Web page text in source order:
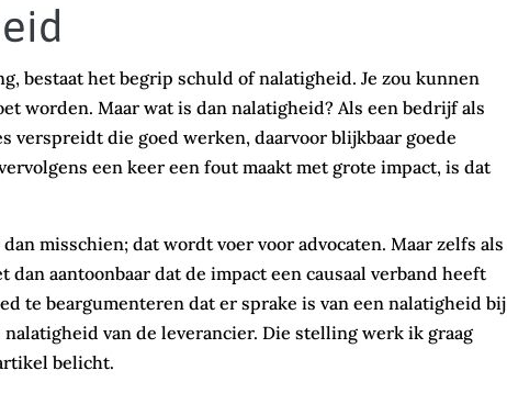
bestaat het begrip schuld of nalatigheid. Je zou kunnen
worden. Maar wat is dan nalatigheid? Als een bedrijf als
verspreidt die goed werken, daarvoor blijkbaar goede
een keer een fout maakt met grote impact, is dat
misschien; dat wordt voer voor advocaten. Maar zelfs als
aantoonbaar dat de impact een causaal verband heeft
te beargumenteren dat er sprake is van een nalatigheid bij
van de leverancier. Die stelling werk ik graag
belicht.